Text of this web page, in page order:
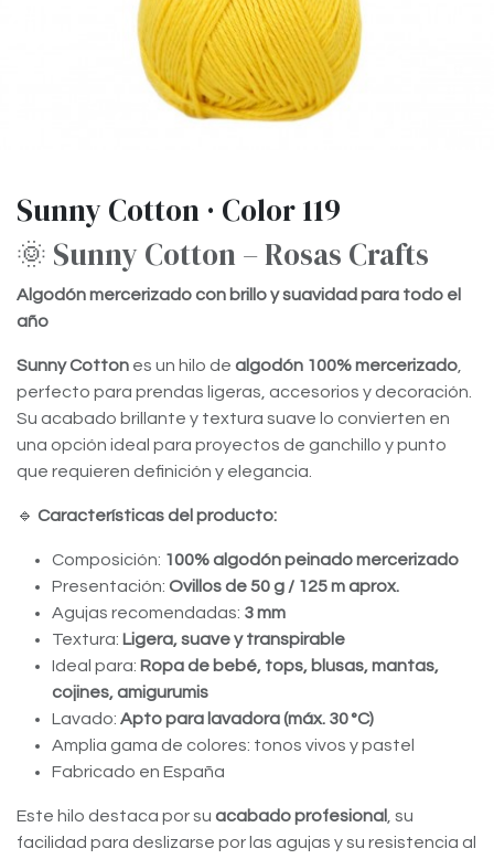
Sunny Cotton · Color 119
🌞 Sunny Cotton – Rosas Crafts
Algodón mercerizado con brillo y suavidad para todo el
año
Sunny Cotton es un hilo de algodón 100% mercerizado,
perfecto para prendas ligeras, accesorios y decoración.
Su acabado brillante y textura suave lo convierten en
una opción ideal para proyectos de ganchillo y punto
que requieren definición y elegancia.
🔹 Características del producto:
Composición: 100% algodón peinado mercerizado
Presentación: Ovillos de 50 g / 125 m aprox.
Agujas recomendadas: 3 mm
Textura: Ligera, suave y transpirable
Ideal para: Ropa de bebé, tops, blusas, mantas,
cojines, amigurumis
Lavado: Apto para lavadora (máx. 30 °C)
Amplia gama de colores: tonos vivos y pastel
Fabricado en España
Este hilo destaca por su acabado profesional , su
facilidad para deslizarse por las agujas y su resistencia al